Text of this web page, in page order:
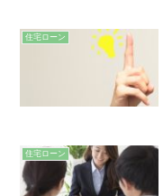
住宅ローン
住宅ローン